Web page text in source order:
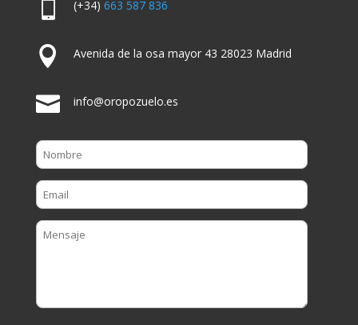
 (+34) 663 587 836
 Avenida de la osa mayor 43 28023 Madrid
 info@oropozuelo.es